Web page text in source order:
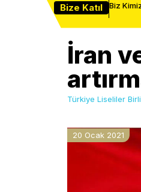
Bize Katıl Biz
İran
Türkiye Liseliler
20 Ocak 2021